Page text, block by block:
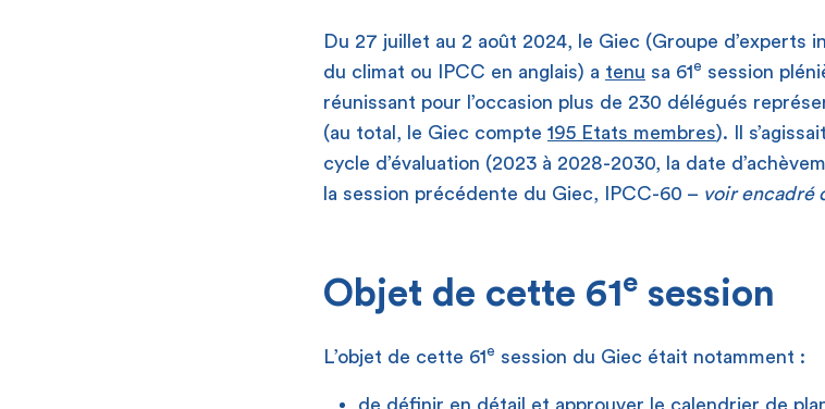
Du 27 juillet au 2 août 2024, le Giec (Groupe d’experts
du climat ou IPCC en anglais) a tenu sa 61e session
réunissant pour l’occasion plus de 230 délégués
(au total, le Giec compte 195 Etats membres). Il
cycle d’évaluation (2023 à 2028-2030, la date
la session précédente du Giec, IPCC-60 – voir encadré
Objet de cette 61 e session
L’objet de cette 61e session du Giec était notamment :
de définir en détail et approuver le calendrier de